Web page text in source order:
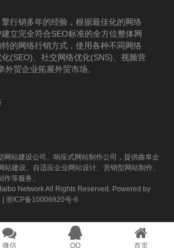
微信 QQ 首页
行销多年的经验，根据最佳化的网络
立完全符合SEO标准的全方位整体网
的网络行销方式，使用各种不同网络
(SEO)、社交网络优化(SNS)、视频营
贸企业拓展外贸市场。
网站建设公司、响应式网站制作公司，提供曲阜企
站建设、自适应企业网站设计、营销型网站制作、
等服务。
Network All Rights Reserved. Powered by
浙ICP备10006920号-6